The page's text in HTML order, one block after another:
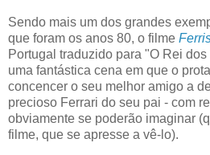
Sendo mais um dos grandes
que foram os anos 80, o filme
Portugal traduzido para "O Rei
uma fantástica cena em que o
concencer o seu melhor amigo a
precioso Ferrari do seu pai - com
obviamente se poderão imaginar
filme, que se apresse a vê-lo).